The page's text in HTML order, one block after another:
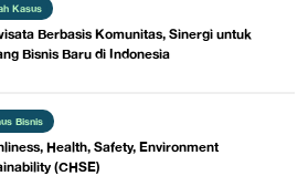
Kasus
Berbasis Komunitas, Sinergi untuk
Bisnis Baru di Indonesia
Bisnis
Health, Safety, Environment
(CHSE)